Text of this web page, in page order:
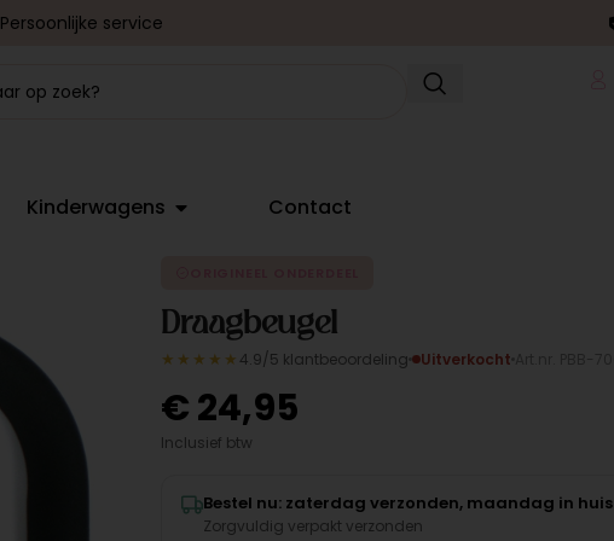
Persoonlijke service
Kinderwagens Contact
Draagbeugel
★★★★★ 4.9/5 klantbeoordeling Uitverkocht
€24,95
Inclusief btw
Bestel nu: zaterdag verzonden, maandag in huis
Zorgvuldig verpakt verzonden